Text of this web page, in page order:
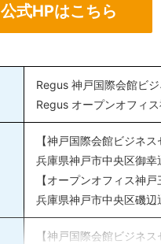
公式HPはこちら
公式HPはこちら
Regus 神戸国際会館ビジ
Regus オープンオフィス
【神戸国際会館ビジネス
兵庫県神戸市中央区御
【オープンオフィス神戸
兵庫県神戸市中央区磯
【神戸国際会館ビジネス